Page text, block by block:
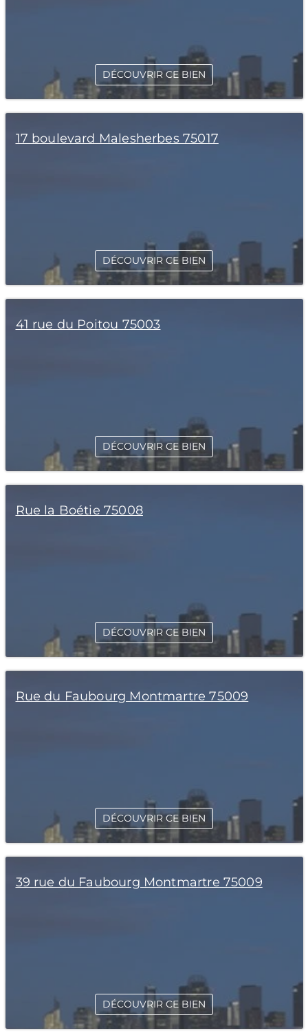
DÉCOUVRIR CE BIEN
17 boulevard Malesherbes 75017
DÉCOUVRIR CE BIEN
41 rue du Poitou 75003
DÉCOUVRIR CE BIEN
Rue la Boétie 75008
DÉCOUVRIR CE BIEN
Rue du Faubourg Montmartre 75009
DÉCOUVRIR CE BIEN
39 rue du Faubourg Montmartre 75009
DÉCOUVRIR CE BIEN